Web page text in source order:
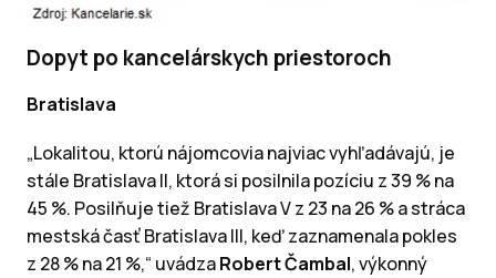
Dopyt po kancelárskych priestoroch
Bratislava
„Lokalitou, ktorú nájomcovia najviac vyhľadávajú, je
stále Bratislava II, ktorá si posilnila pozíciu z 39 % na
45 %. Posilňuje tiež Bratislava V z 23 na 26 % a stráca
mestská časť Bratislava III, keď zaznamenala pokles
z 28 % na 21 %,“ uvádzaRobert Čambal, výkonný